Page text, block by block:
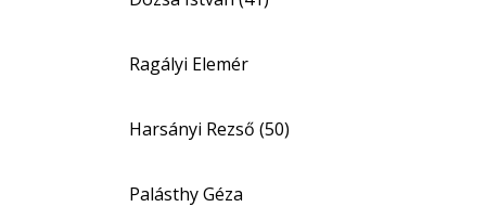
Ragályi Elemér
Harsányi Rezső (50)
Palásthy Géza